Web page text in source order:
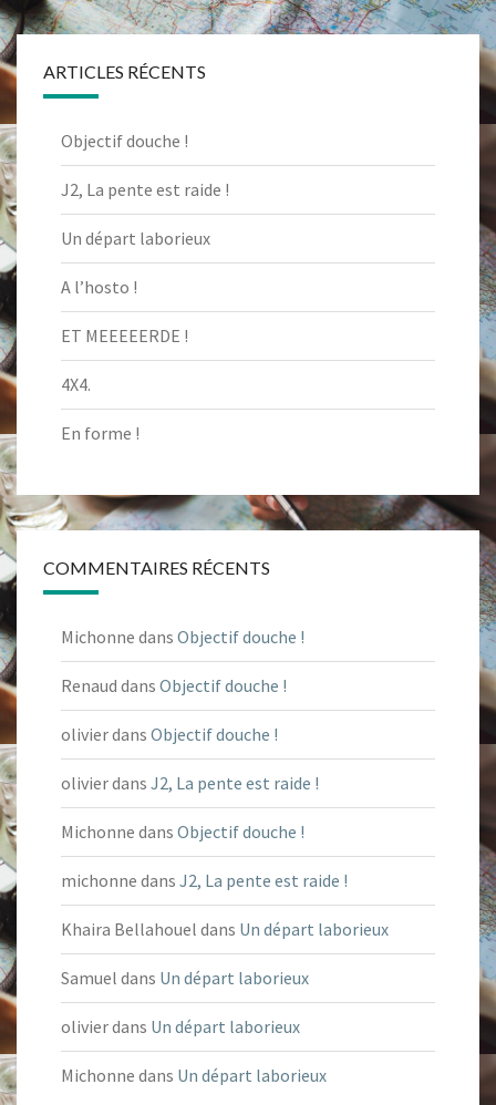
ARTICLES RÉCENTS
Objectif douche !
J2, La pente est raide !
Un départ laborieux
A l’hosto !
ET MEEEEERDE !
4X4.
En forme !
COMMENTAIRES RÉCENTS
Michonne dans Objectif douche !
Renaud dans Objectif douche !
olivierdans Objectif douche !
olivierdans J2, La pente est raide !
Michonne dans Objectif douche !
michonne dans J2, La pente est raide !
Khaira Bellahouel dans Un départ laborieux
Samuel dans Un départ laborieux
olivierdans Un départ laborieux
Michonne dans Un départ laborieux